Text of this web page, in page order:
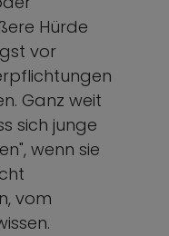
Hürde
vor
Ganz weit
sich junge
wenn sie
vom